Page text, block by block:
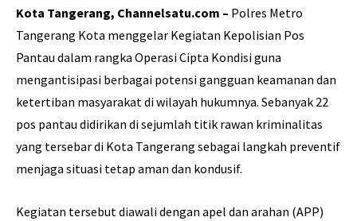
Kota Tangerang, Channelsatu.com – Polres Metro
Tangerang Kota menggelar Kegiatan Kepolisian Pos
Pantau dalam rangka Operasi Cipta Kondisi guna
mengantisipasi berbagai potensi gangguan keamanan dan
ketertiban masyarakat di wilayah hukumnya. Sebanyak 22
pos pantau didirikan di sejumlah titik rawan kriminalitas
yang tersebar di Kota Tangerang sebagai langkah preventif
menjaga situasi tetap aman dan kondusif.
Kegiatan tersebut diawali dengan apel dan arahan (APP)